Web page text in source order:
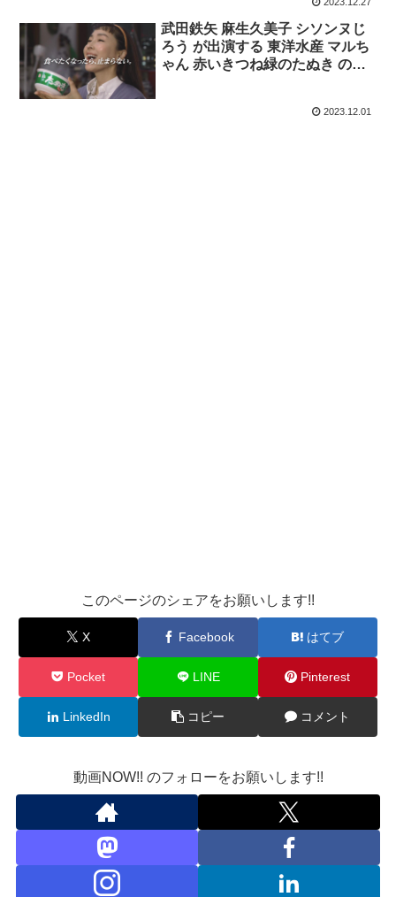
武田鉄矢 麻生久美子 シソンヌじ
ろう が出演する 東洋水産 マルち
ゃん 赤いきつね緑のたぬき のCM
2023.12.01
このページのシェアをお願いします!!
X Facebook はてブ
Pocket LINE Pinterest
LinkedIn コピー コメント
動画NOW!! のフォローをお願いします!!